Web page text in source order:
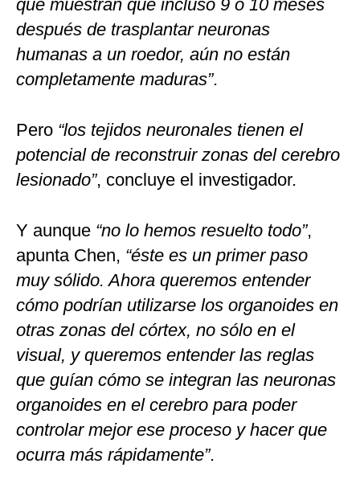
que muestran que incluso 9 o 10 meses
después de trasplantar neuronas
humanas a un roedor, aún no están
completamente maduras”.
Pero “los tejidos neuronales tienen el
potencial de reconstruir zonas del cerebro
lesionado”, concluye el investigador.
Y aunque “no lo hemos resuelto todo”,
apunta Chen, “éste es un primer paso
muy sólido. Ahora queremos entender
cómo podrían utilizarse los organoides en
otras zonas del córtex, no sólo en el
visual, y queremos entender las reglas
que guían cómo se integran las neuronas
organoides en el cerebro para poder
controlar mejor ese proceso y hacer que
ocurra más rápidamente”.